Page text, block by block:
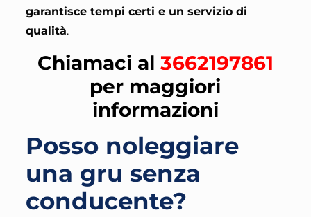
garantisce tempi certi e un servizio di
qualità.
Chiamaci al 3662197861
per maggiori
informazioni
Posso noleggiare
una gru senza
conducente?